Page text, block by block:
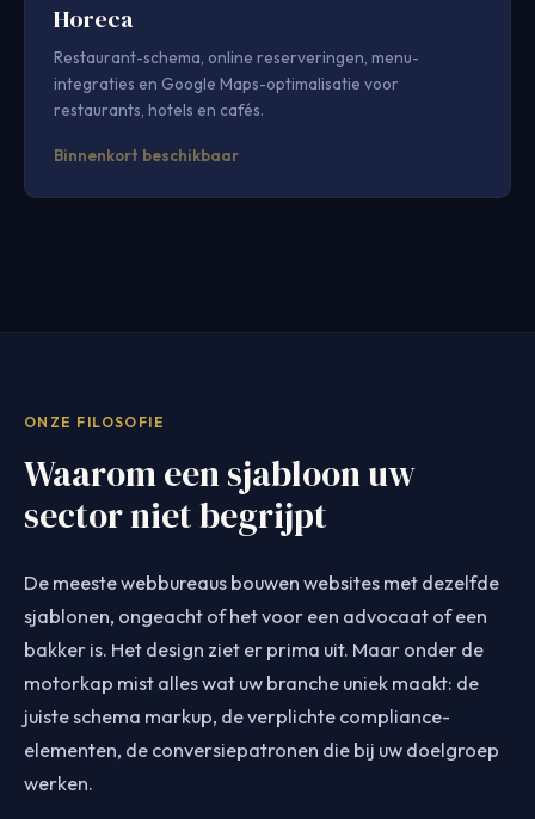
Horeca
Restaurant-schema, online reserveringen, menu-
integraties en Google Maps-optimalisatie voor
restaurants, hotels en cafés.
Binnenkort beschikbaar
ONZE FILOSOFIE
Waarom een sjabloon uw
sector niet begrijpt
De meeste webbureaus bouwen websites met dezelfde
sjablonen, ongeacht of het voor een advocaat of een
bakker is. Het design ziet er prima uit. Maar onder de
motorkap mist alles wat uw branche uniek maakt: de
juiste schema markup, de verplichte compliance-
elementen, de conversiepatronen die bij uw doelgroep
werken.